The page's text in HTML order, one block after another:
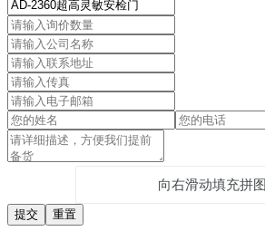
向右滑动填充拼图